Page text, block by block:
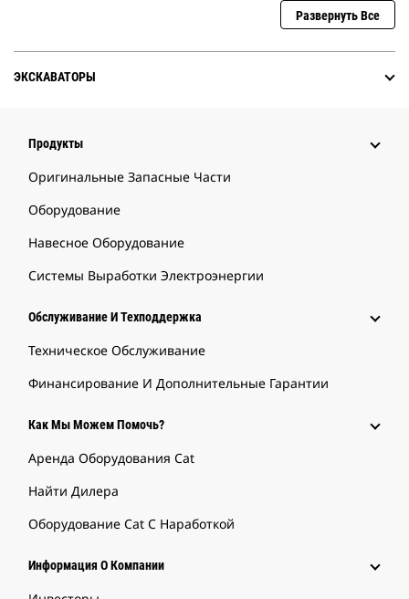
Развернуть Все
ЭКСКАВАТОРЫ
Продукты
Оригинальные Запасные Части
Оборудование
Навесное Оборудование
Системы Выработки Электроэнергии
Обслуживание И Техподдержка
Техническое Обслуживание
Финансирование И Дополнительные Гарантии
Как Мы Можем Помочь?
Аренда Оборудования Cat
Найти Дилера
Оборудование Cat С Наработкой
Информация О Компании